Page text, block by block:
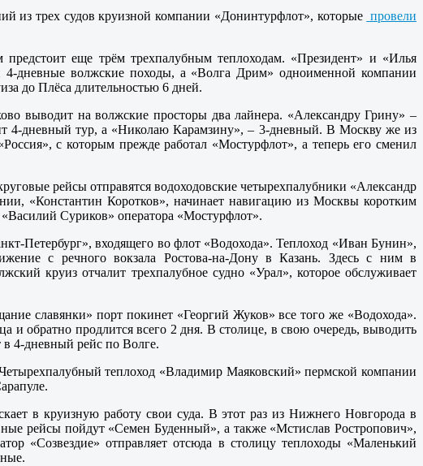
из трех судов круизной компании «Донинтурфлот», которые провели
еще трём трехпалубным теплоходам. «Президент» и «Илья
4-дневные волжские походы, а «Волга Дрим» одноименной компании
до Плёса длительностью 6 дней.
выводит на волжские просторы два лайнера. «Александру Грину» –
4-дневный тур, а «Николаю Карамзину», – 3-дневный. В Москву же из
с которым прежде работал «Мостурфлот», а теперь его сменил
рейсы отправятся водоходовские четырехпалубники «Александр
«Константин Коротков», начинает навигацию из Москвы коротким
Суриков» оператора «Мостурфлот».
Петербург», входящего во флот «Водохода». Теплоход «Иван Бунин»,
с речного вокзала Ростова-на-Дону в Казань. Здесь с ним в
круиз отчалит трехпалубное судно «Урал», которое обслуживает
славянки» порт покинет «Георгий Жуков» все того же «Водохода».
обратно продлится всего 2 дня. В столице, в свою очередь, выводить
в 4-дневный рейс по Волге.
теплоход «Владимир Маяковский» пермской компании
в круизную работу свои суда. В этот раз из Нижнего Новгорода в
рейсы пойдут «Семен Буденный», а также «Мстислав Ростропович»,
«Созвездие» отправляет отсюда в столицу теплоходы «Маленький